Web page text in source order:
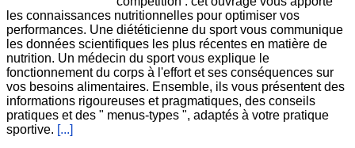
les connaissances nutritionnelles pour optimiser vos
performances. Une diététicienne du sport vous communique
les données scientifiques les plus récentes en matière de
nutrition. Un médecin du sport vous explique le
fonctionnement du corps à l'effort et ses conséquences sur
vos besoins alimentaires. Ensemble, ils vous présentent des
informations rigoureuses et pragmatiques, des conseils
pratiques et des " menus-types ", adaptés à votre pratique
sportive. [...]